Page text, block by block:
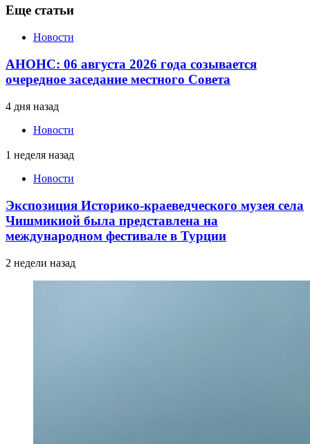
Еще статьи
Новости
АНОНС: 06 августа 2026 года созывается
очередное заседание местного Совета
4 дня назад
Новости
1 неделя назад
Новости
Экспозиция Историко-краеведческого музея села
Чишмикиой была представлена на
международном фестивале в Турции
2 недели назад